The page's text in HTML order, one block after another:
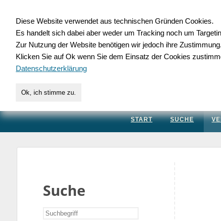
für Handwerk,
START SUCHE
Suche
Diese Website verwendet aus technischen Gründen Cookies.
Es handelt sich dabei aber weder um Tracking noch um
Zur Nutzung der Website benötigen wir jedoch ihre Zustimmung.
Klicken Sie auf Ok wenn Sie dem Einsatz der Cookies
Datenschutzerklärung
Ok, ich stimme zu.